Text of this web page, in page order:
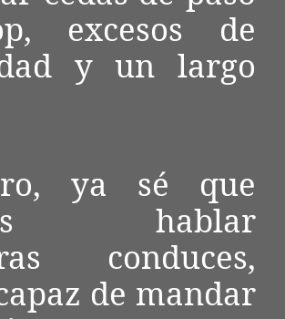
excesos de
y un largo
ya sé que
hablar
conduces,
de mandar